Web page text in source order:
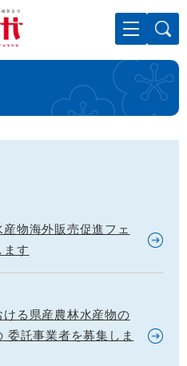
ばして本文へ
物海外販売促進フェ
ます
ける県産農林水産物の
委託事業者を募集しま